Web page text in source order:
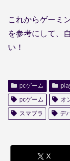
これからゲーミ
を参考にして、
い！
pcゲーム
pcゲーム
オ
スマブラ
デ
X